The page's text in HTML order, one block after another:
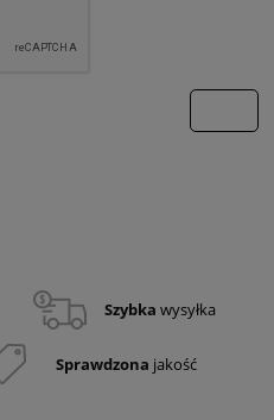
Szybka wysyłka
Sprawdzona jakość